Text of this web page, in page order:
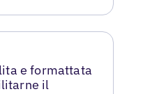
e formattata
il